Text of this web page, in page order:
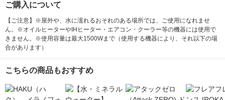
ご購入について
【ご注意】※屋外や、水に濡れるおそれのある場所では、ご使用になれませ
ん。※オイルヒーターやIHヒーター・エアコン・クーラー等の機器には使用で
きません。※使用容量は最大1500Wまで（使用する機器により、それ以下の場
合があります）
こちらの商品もおすすめ